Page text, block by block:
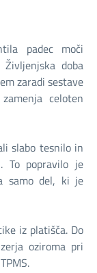
padec moči
doba
zaradi sestave
celoten
slabo tesnilo in
To popravilo je
samo del, ki je
iz platišča. Do
oziroma pri